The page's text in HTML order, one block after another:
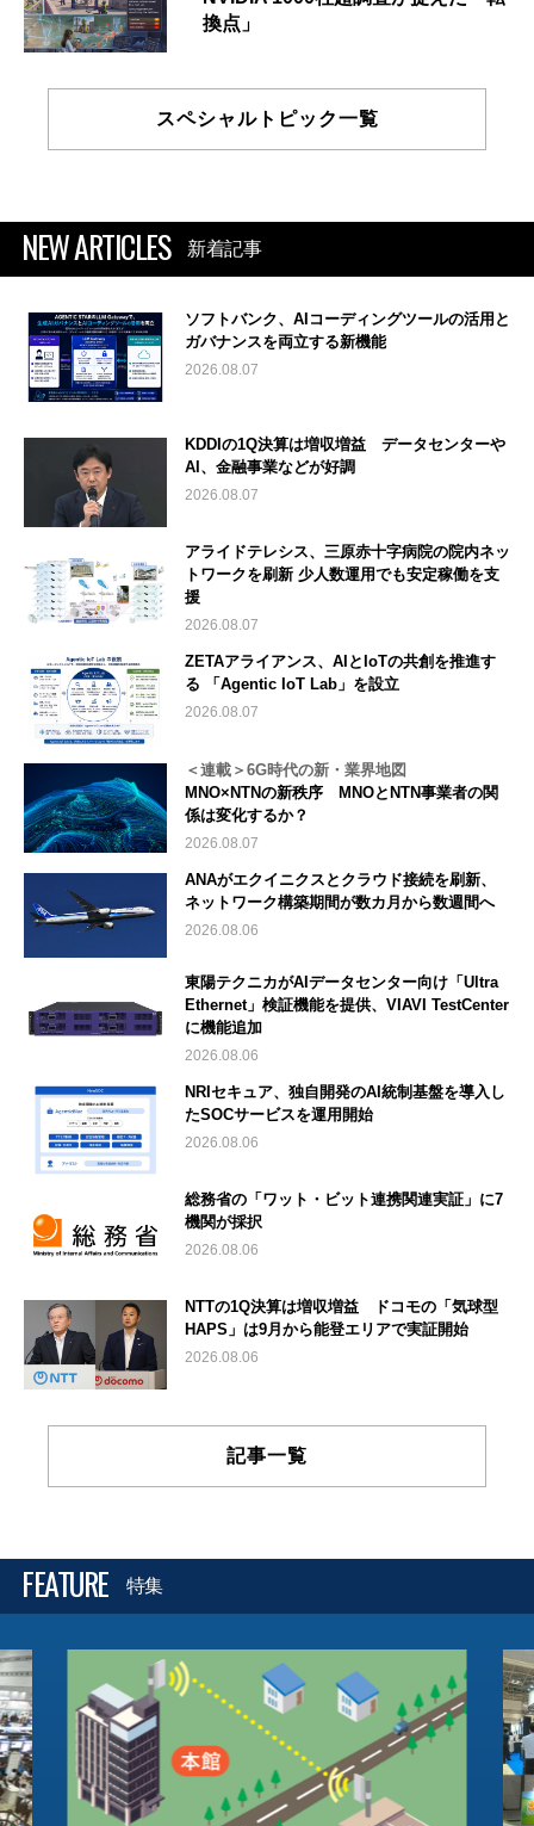
換点」
スペシャルトピック一覧
NEW ARTICLES 新着記事
ソフトバンク、AIコーディングツールの活用と
ガバナンスを両立する新機能
2026.08.07
KDDIの1Q決算は増収増益 データセンターや
AI、金融事業などが好調
2026.08.07
アライドテレシス、三原赤十字病院の院内ネッ
トワークを刷新 少人数運用でも安定稼働を支
援
2026.08.07
ZETAアライアンス、AIとIoTの共創を推進す
る 「Agentic IoT Lab」を設立
2026.08.07
＜連載＞6G時代の新・業界地図
MNO×NTNの新秩序 MNOとNTN事業者の関
係は変化するか？
2026.08.07
ANAがエクイニクスとクラウド接続を刷新、
ネットワーク構築期間が数カ月から数週間へ
2026.08.06
東陽テクニカがAIデータセンター向け「Ultra
Ethernet」検証機能を提供、VIAVI TestCenter
に機能追加
2026.08.06
NRIセキュア、独自開発のAI統制基盤を導入し
たSOCサービスを運用開始
2026.08.06
総務省の「ワット・ビット連携関連実証」に7
機関が採択
2026.08.06
NTTの1Q決算は増収増益 ドコモの「気球型
HAPS」は9月から能登エリアで実証開始
2026.08.06
記事一覧
FEATURE 特集